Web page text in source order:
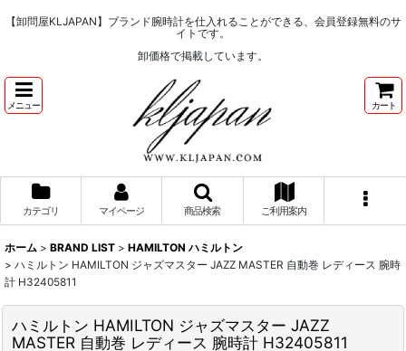
【卸問屋KLJAPAN】ブランド腕時計を仕入れることができる、会員登録無料のサ
イトです。
卸価格で掲載しています。
メニュー カート
カテゴリ マイページ 商品検索 ご利用案内
ホーム > BRAND LIST > HAMILTON ハミルトン
> ハミルトン HAMILTON ジャズマスター JAZZ MASTER 自動巻 レディース 腕時
計 H32405811
ハミルトン HAMILTON ジャズマスター JAZZ
MASTER 自動巻 レディース 腕時計 H32405811